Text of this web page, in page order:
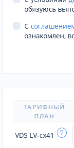
обязуюсь
С
ознакомлен,
ТАРИФНЫЙ
ПЛАН
VDS LV-cx41